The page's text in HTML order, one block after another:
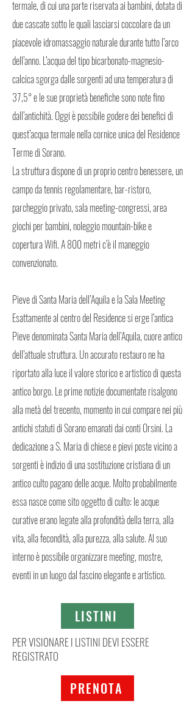
termale, di cui una parte riservata ai bambini, dotata di
due cascate sotto le quali lasciarsi coccolare da un
piacevole idromassaggio naturale durante tutto l’arco
dell’anno. L’acqua del tipo bicarbonato-magnesio-
calcica sgorga dalle sorgenti ad una temperatura di
37,5° e le sue proprietà benefiche sono note fino
dall’antichità. Oggi è possibile godere dei benefici di
quest’acqua termale nella cornice unica del Residence
Terme di Sorano.
La struttura dispone di un proprio centro benessere, un
campo da tennis regolamentare, bar-ristoro,
parcheggio privato, sala meeting-congressi, area
giochi per bambini, noleggio mountain-bike e
copertura Wifi. A 800 metri c’è il maneggio
convenzionato.
Pieve di Santa Maria dell’Aquila e la Sala Meeting
Esattamente al centro del Residence si erge l’antica
Pieve denominata Santa Maria dell’Aquila, cuore antico
dell’attuale struttura. Un accurato restauro ne ha
riportato alla luce il valore storico e artistico di questa
antico borgo. Le prime notizie documentate risalgono
alla metà del trecento, momento in cui compare nei più
antichi statuti di Sorano emanati dai conti Orsini. La
dedicazione a S. Maria di chiese e pievi poste vicino a
sorgenti è indizio di una sostituzione cristiana di un
antico culto pagano delle acque. Molto probabilmente
essa nasce come sito oggetto di culto: le acque
curative erano legate alla profondità della terra, alla
vita, alla fecondità, alla purezza, alla salute. Al suo
interno è possibile organizzare meeting, mostre,
eventi in un luogo dal fascino elegante e artistico.
LISTINI
PER VISIONARE I LISTINI DEVI ESSERE
REGISTRATO
PRENOTA